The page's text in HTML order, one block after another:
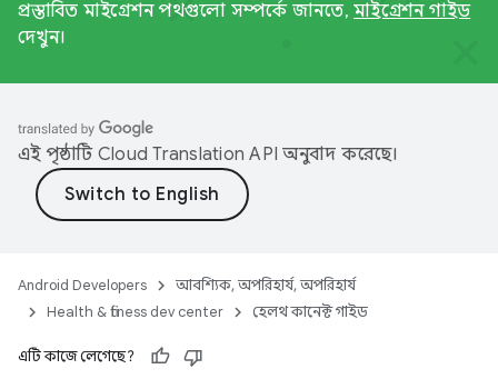
প্রস্তাবিত মাইগ্রেশন পথগুলো সম্পর্কে জানতে, মাইগ্রেশন গাইড
দেখুন।
এই পৃষ্ঠাটি Cloud Translation API অনুবাদ করেছে।
Android Developers
আবশ্যিক, অপরিহার্য, অপরিহার্য
Health & fitness dev center
হেলথ কানেক্ট গাইড
এটি কাজে লেগেছে?